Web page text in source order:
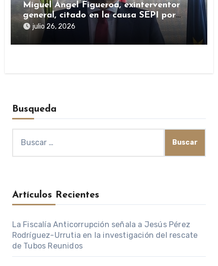
Miguel Ángel Figueroa, exinterventor
general, citado en la causa SEPI por
presuntas irregularidades en ayudas
julio 26, 2026
Busqueda
Artículos Recientes
La Fiscalía Anticorrupción señala a Jesús Pérez
Rodríguez-Urrutia en la investigación del rescate
de Tubos Reunidos